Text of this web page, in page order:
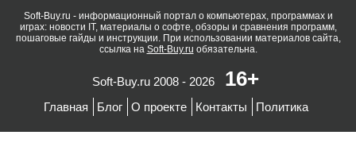
Soft-Buy.ru - информационный портал о компьютерах, программах и
играх: новости IT, материалы о софте, обзоры и сравнения программ,
пошаговые гайды и инструкции. При использовании материалов сайта,
ссылка на Soft-Buy.ru обязательна.
Soft-Buy.ru 2008 - 2026 16+
Главная Блог О проекте Контакты Политика